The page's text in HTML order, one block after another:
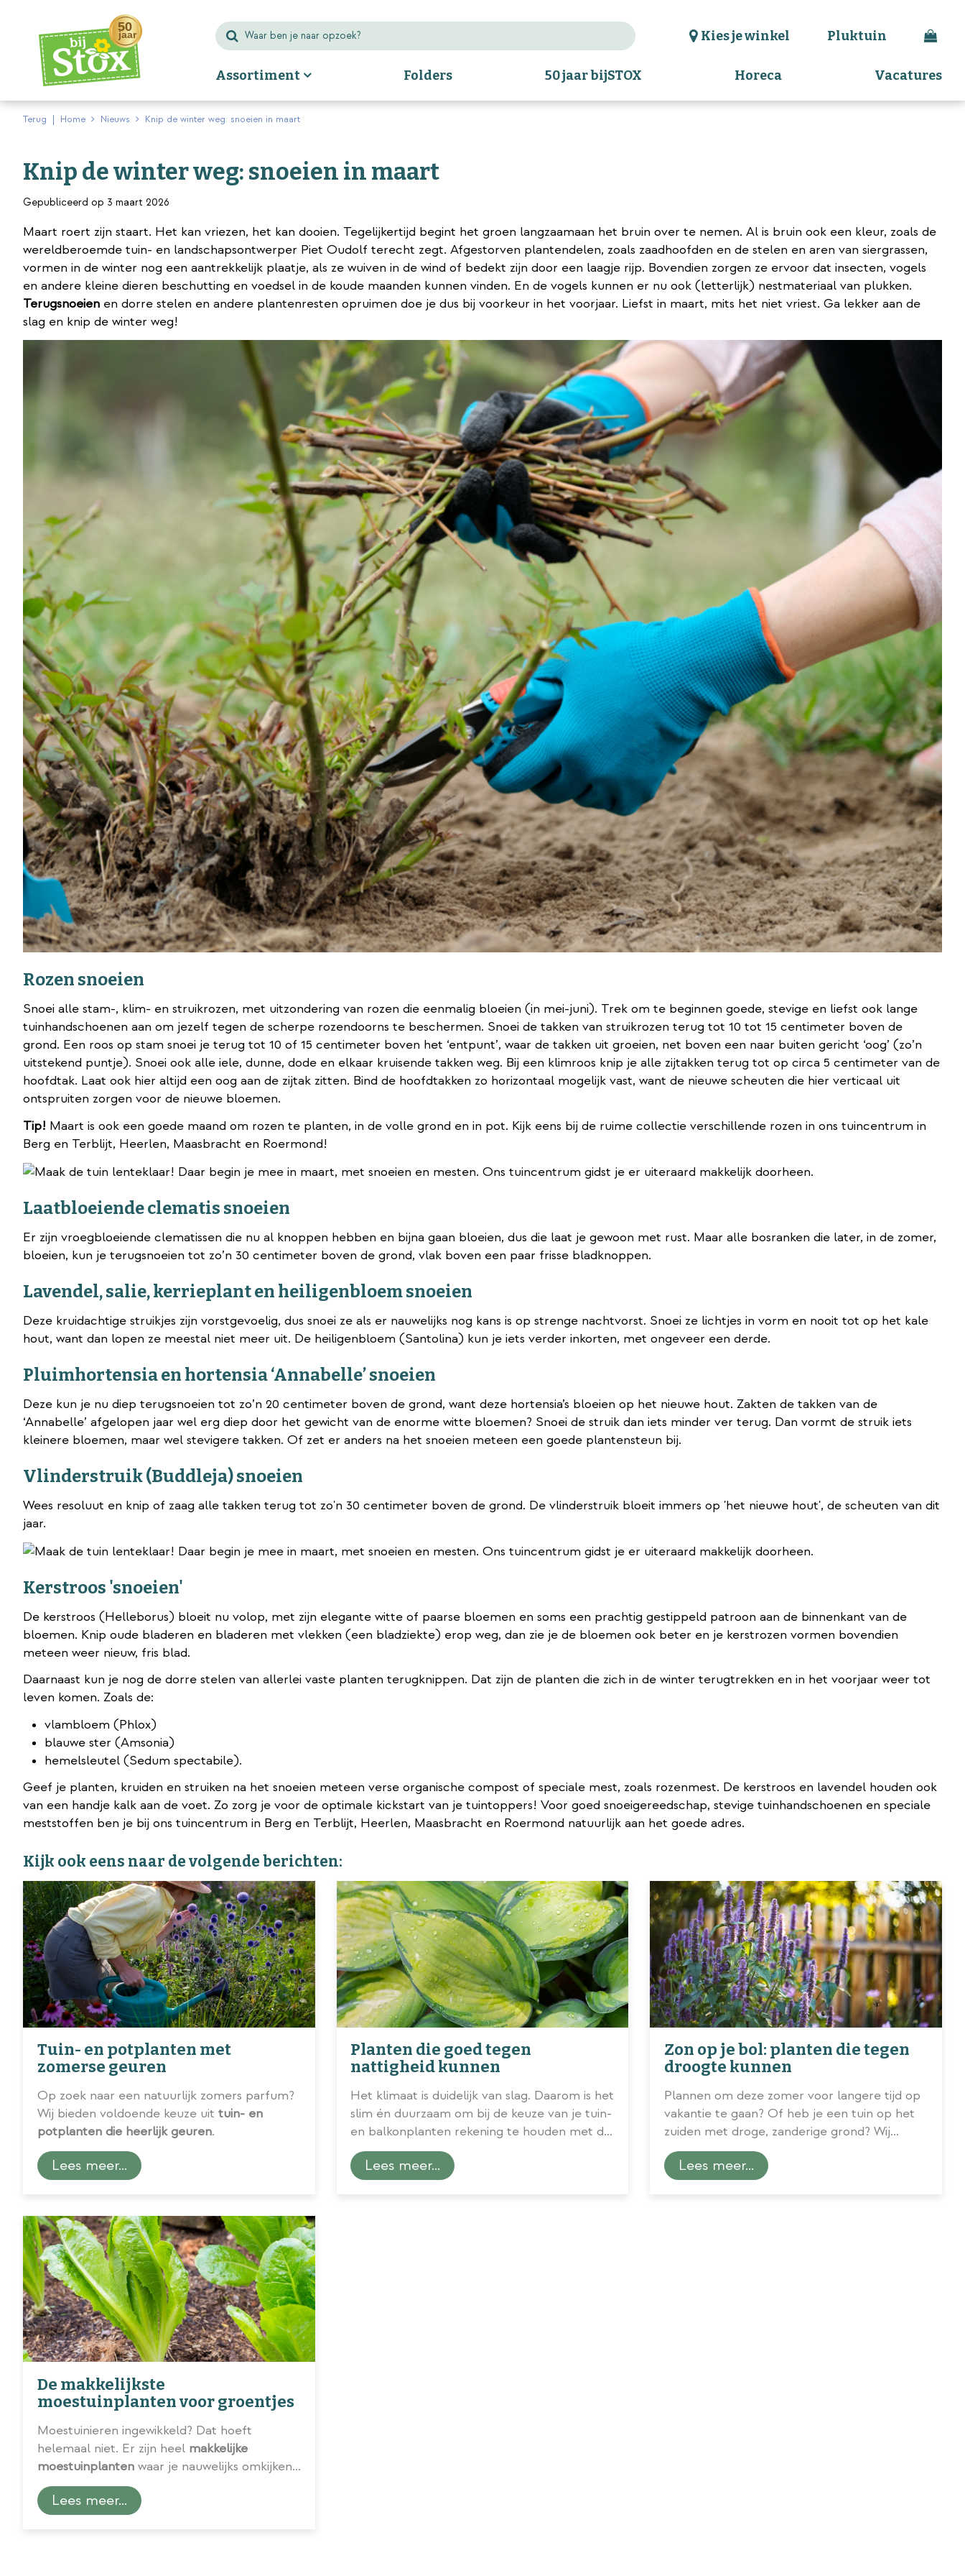
content
Terug Home Nieuws Knip de winter weg: snoeien in maart
Kies je winkel Pluktuin
Assortiment Folders 50 jaar bijSTOX Horeca Vacatures
Knip de winter weg: snoeien in maart
Gepubliceerd op 3 maart 2026
Maart roert zijn staart. Het kan vriezen, het kan dooien. Tegelijkertijd begint het groen langzaamaan het bruin over te nemen. Al is bruin ook een kleur, zoals de
wereldberoemde tuin- en landschapsontwerper Piet Oudolf terecht zegt. Afgestorven plantendelen, zoals zaadhoofden en de stelen en aren van siergrassen,
vormen in de winter nog een aantrekkelijk plaatje, als ze wuiven in de wind of bedekt zijn door een laagje rijp. Bovendien zorgen ze ervoor dat insecten, vogels
en andere kleine dieren beschutting en voedsel in de koude maanden kunnen vinden. En de vogels kunnen er nu ook (letterlijk) nestmateriaal van plukken.
Terugsnoeien en dorre stelen en andere plantenresten opruimen doe je dus bij voorkeur in het voorjaar. Liefst in maart, mits het niet vriest. Ga lekker aan de
slag en knip de winter weg!
Rozen snoeien
Snoei alle stam-, klim- en struikrozen, met uitzondering van rozen die eenmalig bloeien (in mei-juni). Trek om te beginnen goede, stevige en liefst ook lange
tuinhandschoenen aan om jezelf tegen de scherpe rozendoorns te beschermen. Snoei de takken van struikrozen terug tot 10 tot 15 centimeter boven de
grond. Een roos op stam snoei je terug tot 10 of 15 centimeter boven het ‘entpunt’, waar de takken uit groeien, net boven een naar buiten gericht ‘oog’ (zo’n
uitstekend puntje). Snoei ook alle iele, dunne, dode en elkaar kruisende takken weg. Bij een klimroos knip je alle zijtakken terug tot op circa 5 centimeter van de
hoofdtak. Laat ook hier altijd een oog aan de zijtak zitten. Bind de hoofdtakken zo horizontaal mogelijk vast, want de nieuwe scheuten die hier verticaal uit
ontspruiten zorgen voor de nieuwe bloemen.
Tip! Maart is ook een goede maand om rozen te planten, in de volle grond en in pot. Kijk eens bij de ruime collectie verschillende rozen in ons tuincentrum in
Berg en Terblijt, Heerlen, Maasbracht en Roermond!
Laatbloeiende clematis snoeien
Er zijn vroegbloeiende clematissen die nu al knoppen hebben en bijna gaan bloeien, dus die laat je gewoon met rust. Maar alle bosranken die later, in de zomer,
bloeien, kun je terugsnoeien tot zo’n 30 centimeter boven de grond, vlak boven een paar frisse bladknoppen.
Lavendel, salie, kerrieplant en heiligenbloem snoeien
Deze kruidachtige struikjes zijn vorstgevoelig, dus snoei ze als er nauwelijks nog kans is op strenge nachtvorst. Snoei ze lichtjes in vorm en nooit tot op het kale
hout, want dan lopen ze meestal niet meer uit. De heiligenbloem (Santolina) kun je iets verder inkorten, met ongeveer een derde.
Pluimhortensia en hortensia ‘Annabelle’ snoeien
Deze kun je nu diep terugsnoeien tot zo’n 20 centimeter boven de grond, want deze hortensia’s bloeien op het nieuwe hout. Zakten de takken van de
‘Annabelle’ afgelopen jaar wel erg diep door het gewicht van de enorme witte bloemen? Snoei de struik dan iets minder ver terug. Dan vormt de struik iets
kleinere bloemen, maar wel stevigere takken. Of zet er anders na het snoeien meteen een goede plantensteun bij.
Vlinderstruik (Buddleja) snoeien
Wees resoluut en knip of zaag alle takken terug tot zo'n 30 centimeter boven de grond. De vlinderstruik bloeit immers op 'het nieuwe hout', de scheuten van dit
jaar.
Kerstroos 'snoeien'
De kerstroos (Helleborus) bloeit nu volop, met zijn elegante witte of paarse bloemen en soms een prachtig gestippeld patroon aan de binnenkant van de
bloemen. Knip oude bladeren en bladeren met vlekken (een bladziekte) erop weg, dan zie je de bloemen ook beter en je kerstrozen vormen bovendien
meteen weer nieuw, fris blad.
Daarnaast kun je nog de dorre stelen van allerlei vaste planten terugknippen. Dat zijn de planten die zich in de winter terugtrekken en in het voorjaar weer tot
leven komen. Zoals de:
vlambloem (Phlox)
blauwe ster (Amsonia)
hemelsleutel (Sedum spectabile).
Geef je planten, kruiden en struiken na het snoeien meteen verse organische compost of speciale mest, zoals rozenmest. De kerstroos en lavendel houden ook
van een handje kalk aan de voet. Zo zorg je voor de optimale kickstart van je tuintoppers! Voor goed snoeigereedschap, stevige tuinhandschoenen en speciale
meststoffen ben je bij ons tuincentrum in Berg en Terblijt, Heerlen, Maasbracht en Roermond natuurlijk aan het goede adres.
Kijk ook eens naar de volgende berichten:
Tuin- en potplanten met
zomerse geuren
Op zoek naar een natuurlijk zomers parfum?
Wij bieden voldoende keuze uit tuin- en
potplanten die heerlijk geuren.
Lees meer...
Planten die goed tegen
nattigheid kunnen
Het klimaat is duidelijk van slag. Daarom is het
slim én duurzaam om bij de keuze van je tuin-
en balkonplanten rekening te houden met de
omstandigheden waarin ze het best gedijen.
Willen ze zon en droge grond of juist meer
Lees meer...
Zon op je bol: planten die tegen
droogte kunnen
Plannen om deze zomer voor langere tijd op
vakantie te gaan? Of heb je een tuin op het
zuiden met droge, zanderige grond? Wij
tippen planten die tegen
droge) omstandigheden kunnen!
Lees meer...
De makkelijkste
moestuinplanten voor groentjes
Moestuinieren ingewikkeld? Dat hoeft
helemaal niet. Er zijn heel makkelijke
moestuinplantenwaar je nauwelijks omkijken
naar hebt en volop van kunt smullen. Ons
tuincentrum zet vijf toppers voor je op een
Lees meer...